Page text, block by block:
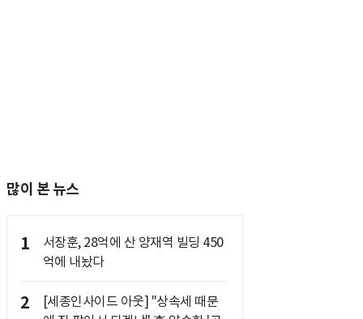
많이 본 뉴스
1
서장훈, 28억에 산 양재역 빌딩 450
억에 내놨다
2
[세종인사이드 아웃] "상속세 때문